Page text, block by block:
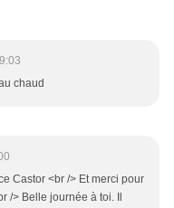
chaud
Castor <br /> Et merci pour
/> Belle journée à toi. Il